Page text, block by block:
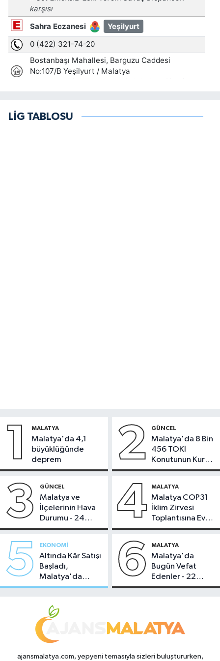
LİG TABLOSU
1 MALATYA
Malatya'da 4,1
büyüklüğünde
deprem
2 GÜNCEL
Malatya'da 8 Bin
456 TOKİ
Konutunun Kurası
Bugün Çekiliyor
3 GÜNCEL
Malatya ve
İlçelerinin Hava
Durumu - 24
Temmuz 2026
4 MALATYA
Malatya COP31
İklim Zirvesi
Toplantısına Ev
Sahipliği Yaptı
5 EKONOMI
Altında Kâr Satışı
Başladı,
Malatya'da
Makas Ne
6 MALATYA
Malatya'da
Bugün Vefat
Edenler - 22
Temmuz 2026
ajansmalatya.com, yepyeni temasıyla sizleri buluştururken,